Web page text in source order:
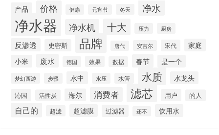
产品 价格 健康 元宵节 冬天 净水
净水器 净水机 十大 压力 厨房
反渗透 史密斯 品牌 唐代 安吉尔 宋代
家庭
小米
废水 德国 效果 数据 春节 是一个
梦幻西游 步骤 水中 水压 水管 水质 水龙头
沁园 活性炭 海尔 消费者 滤芯 用户 的人
自己的 超滤 超滤膜 过滤器 还不 饮用水